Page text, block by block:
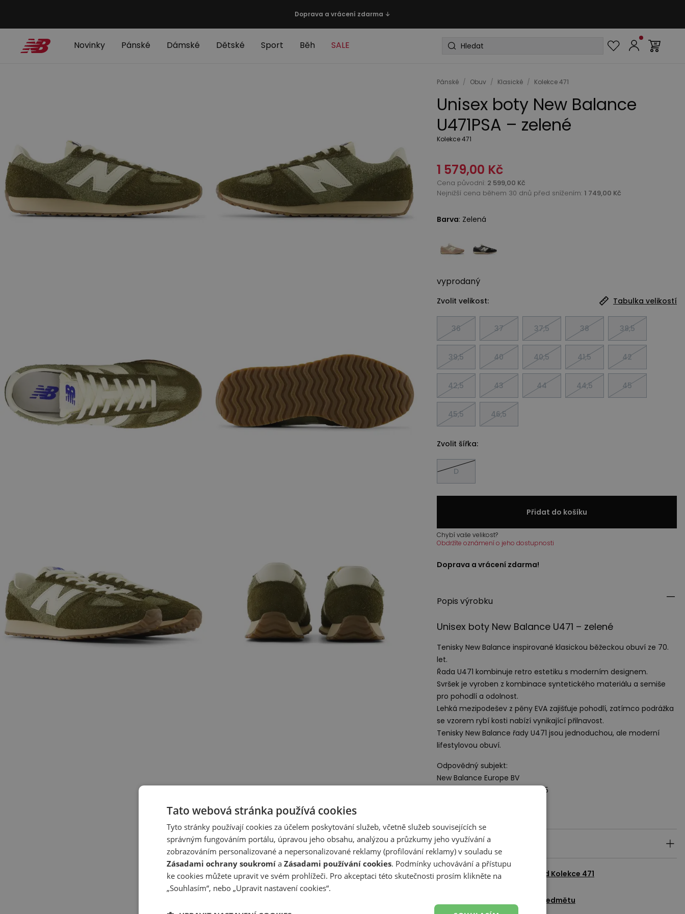
Doprava a vrácení zdarma ↓
Novinky Pánské Dámské Dětské Sport Běh SALE
Pánské / Obuv / Klasické / Kolekce 471
Unisex boty New Balance
U471PSA – zelené
Kolekce 471
1 579,00 Kč
Cena původní: 2 599,00 Kč
Nejnižší cena během 30 dnů před snížením: 1 749,00 Kč
Barva: Zelená
vyprodaný
Zvolit velikost: Tabulka velikostí
36 37 37,5 38 38,5
39,5 40 40,5 41,5 42
42,5 43 44 44,5 45
45,5 46,5
Zvolit šířka:
D
Přidat do košíku
Chybí vaše velikost?
Obdržíte oznámení o jeho dostupnosti
Doprava a vrácení zdarma!
Popis výrobku
Unisex boty New Balance U471 – zelené
Tenisky New Balance inspirované klasickou běžeckou obuví ze 70.
let.
Řada U471 kombinuje retro estetiku s moderním designem.
Svršek je vyroben z kombinace syntetického materiálu a semiše
pro pohodlí a odolnost.
Lehká mezipodešev z pěny EVAzajišťuje pohodlí, zatímco podrážka
se vzorem rybí kosti nabízí vynikající přilnavost.
Tenisky New Balance řady U471 jsou jednoduchou, ale moderní
lifestylovou obuví.
Odpovědný subjekt:
New Balance Europe BV
A-Factorij, Pilotenstraat 35 – 45
Detaily produktu
Zobrazit všechny produkty od Kolekce 471
Zadat dotaz k tomuto předmětu
Tato webová stránka používá cookies
Tyto stránky používají cookies za účelem poskytování služeb, včetně služeb souvisejících se
správným fungováním portálu, úpravou jeho obsahu, analýzou a průzkumy jeho využívání a
zobrazováním personalizované a nepersonalizované reklamy (profilování reklamy) v souladu se
Zásadami ochrany soukromí a Zásadami používání cookies. Podmínky uchovávání a přístupu
ke cookies můžete upravit ve svém prohlížeči. Pro akceptaci této skutečnosti prosím klikněte na
„Souhlasím“, nebo „Upravit nastavení cookies“.